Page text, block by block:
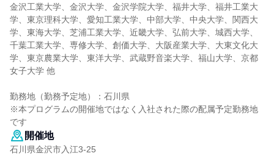
金沢工業大学、金沢大学、金沢学院大学、福井大学、福井工業大
学、東京理科大学、愛知工業大学、中部大学、中央大学、関西大
学、東海大学、芝浦工業大学、近畿大学、弘前大学、城西大学、
千葉工業大学、専修大学、創価大学、大阪産業大学、大東文化大
学、東京農業大学、東洋大学、武蔵野音楽大学、福山大学、京都
女子大学 他
勤務地（勤務予定地）：石川県
※本プログラムの開催地ではなく入社された際の配属予定勤務地
です
開催地
石川県金沢市入江3-25